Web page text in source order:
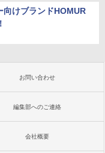
向けブランドHOMUR
お問い合わせ
編集部へのご連絡
会社概要